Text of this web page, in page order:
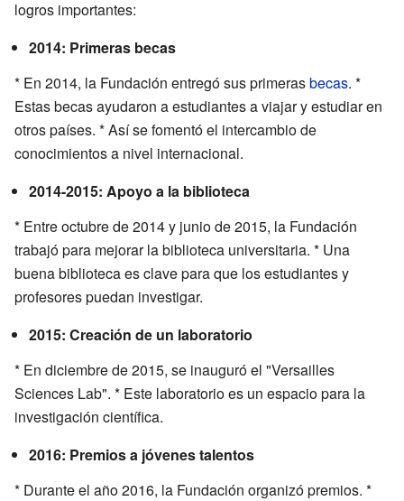
logros importantes:
2014: Primeras becas
* En 2014, la Fundación entregó sus primerasbecas. *
Estas becas ayudaron a estudiantes a viajar y estudiar en
otros países. * Así se fomentó el intercambio de
conocimientos a nivel internacional.
2014-2015: Apoyo a la biblioteca
* Entre octubre de 2014 y junio de 2015, la Fundación
trabajó para mejorar la biblioteca universitaria. * Una
buena biblioteca es clave para que los estudiantes y
profesores puedan investigar.
2015: Creación de un laboratorio
* En diciembre de 2015, se inauguró el "Versailles
Sciences Lab". * Este laboratorio es un espacio para la
investigación científica.
2016: Premios a jóvenes talentos
* Durante el año 2016, la Fundación organizó premios. *